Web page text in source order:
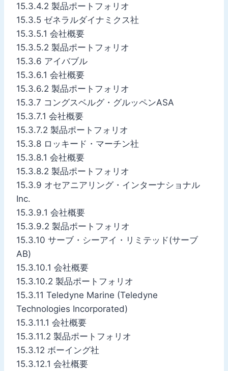
15.3.4.2 製品ポートフォリオ
15.3.5 ゼネラルダイナミクス社
15.3.5.1 会社概要
15.3.5.2 製品ポートフォリオ
15.3.6 アイバブル
15.3.6.1 会社概要
15.3.6.2 製品ポートフォリオ
15.3.7 コングスベルグ・グルッペンASA
15.3.7.1 会社概要
15.3.7.2 製品ポートフォリオ
15.3.8 ロッキード・マーチン社
15.3.8.1 会社概要
15.3.8.2 製品ポートフォリオ
15.3.9 オセアニアリング・インターナショナル
Inc.
15.3.9.1 会社概要
15.3.9.2 製品ポートフォリオ
15.3.10 サーブ・シーアイ・リミテッド(サーブ
AB)
15.3.10.1 会社概要
15.3.10.2 製品ポートフォリオ
15.3.11 Teledyne Marine (Teledyne
Technologies Incorporated)
15.3.11.1 会社概要
15.3.11.2 製品ポートフォリオ
15.3.12 ボーイング社
15.3.12.1 会社概要